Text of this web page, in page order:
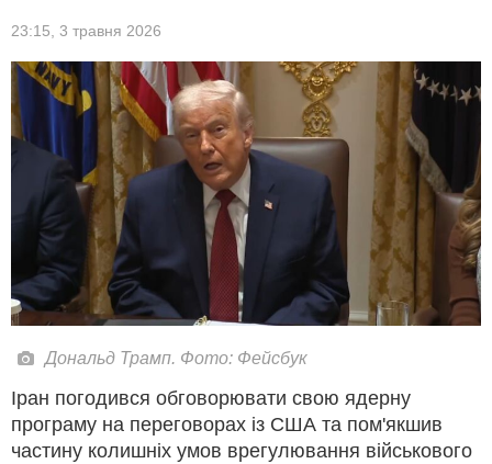
23:15, 3 травня 2026
Дональд Трамп. Фото: Фейсбук
Іран погодився обговорювати свою ядерну
програму на переговорах із США та пом'якшив
частину колишніх умов врегулювання військового